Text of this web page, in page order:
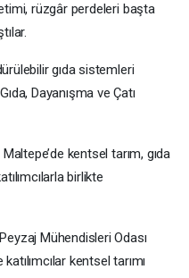
rüzgâr perdeleri başta
gıda sistemleri
Dayanışma ve Çatı
kentsel tarım, gıda
birlikte
Mühendisleri Odası
kentsel tarımı